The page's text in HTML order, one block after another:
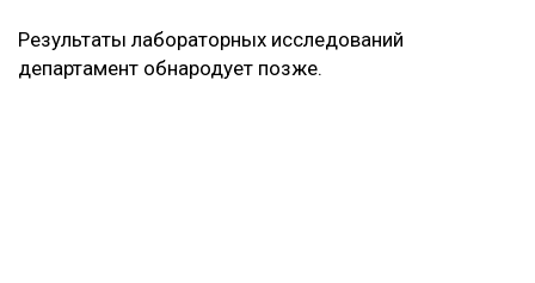
Результаты лабораторных исследований
департамент обнародует позже.